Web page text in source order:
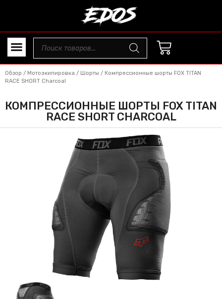
Обзор / Мотоэкипировка / Шорты / Компрессионные шорты FOX TITAN
RACE SHORT Charcoal
КОМПРЕССИОННЫЕ ШОРТЫ FOX TITAN
RACE SHORT CHARCOAL